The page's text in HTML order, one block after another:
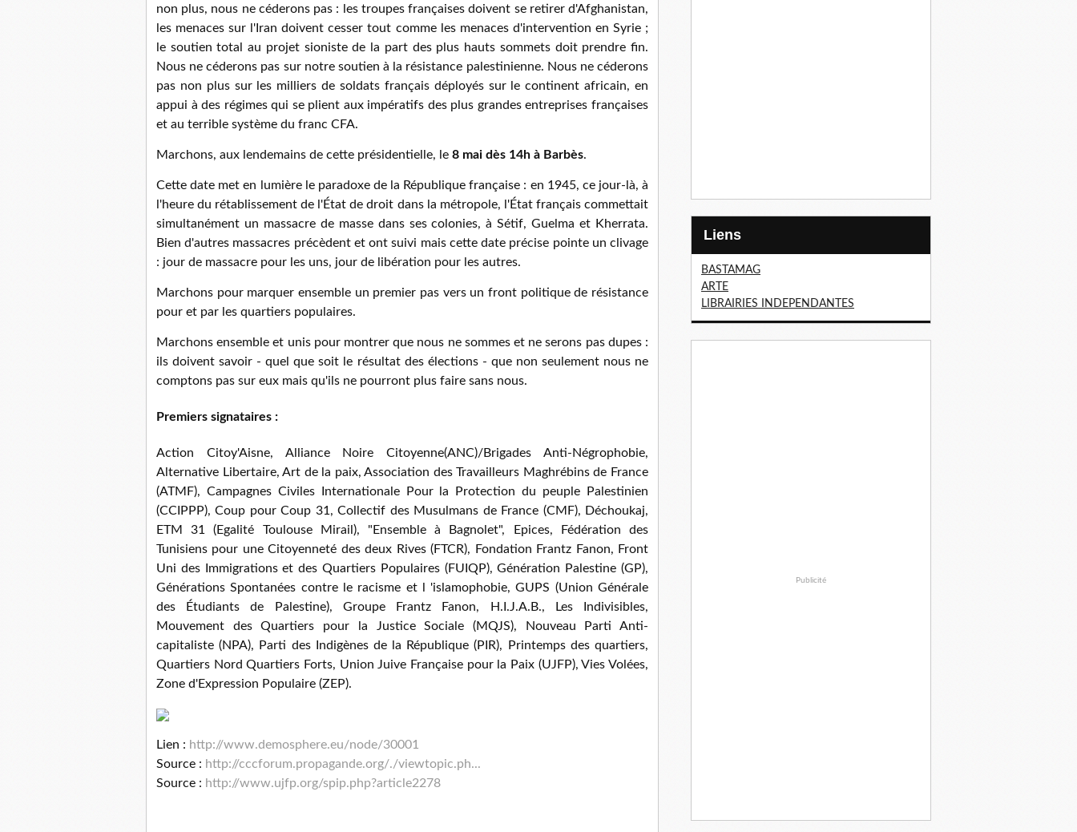
non plus, nous ne céderons pas : les troupes françaises doivent se retirer d'Afghanistan,
les menaces sur l'Iran doivent cesser tout comme les menaces d'intervention en Syrie ;
le soutien total au projet sioniste de la part des plus hauts sommets doit prendre fin.
Nous ne céderons pas sur notre soutien à la résistance palestinienne. Nous ne céderons
pas non plus sur les milliers de soldats français déployés sur le continent africain, en
appui à des régimes qui se plient aux impératifs des plus grandes entreprises françaises
et au terrible système du franc CFA.
Marchons, aux lendemains de cette présidentielle, le 8 mai dès 14h à Barbès.
Cette date met en lumière le paradoxe de la République française : en 1945, ce jour-là, à
l'heure du rétablissement de l'État de droit dans la métropole, l'État français commettait
simultanément un massacre de masse dans ses colonies, à Sétif, Guelma et Kherrata.
Bien d'autres massacres précèdent et ont suivi mais cette date précise pointe un clivage
: jour de massacre pour les uns, jour de libération pour les autres.
Marchons pour marquer ensemble un premier pas vers un front politique de résistance
pour et par les quartiers populaires.
Marchons ensemble et unis pour montrer que nous ne sommes et ne serons pas dupes :
ils doivent savoir - quel que soit le résultat des élections - que non seulement nous ne
comptons pas sur eux mais qu'ils ne pourront plus faire sans nous.
Premiers signataires :
Action Citoy'Aisne, Alliance Noire Citoyenne(ANC)/Brigades Anti-Négrophobie,
Alternative Libertaire, Art de la paix, Association des Travailleurs Maghrébins de France
(ATMF), Campagnes Civiles Internationale Pour la Protection du peuple Palestinien
(CCIPPP), Coup pour Coup 31, Collectif des Musulmans de France (CMF), Déchoukaj,
ETM 31 (Egalité Toulouse Mirail), "Ensemble à Bagnolet", Epices, Fédération des
Tunisiens pour une Citoyenneté des deux Rives (FTCR), Fondation Frantz Fanon, Front
Uni des Immigrations et des Quartiers Populaires (FUIQP), Génération Palestine (GP),
Générations Spontanées contre le racisme et l 'islamophobie, GUPS (Union Générale
des Étudiants de Palestine), Groupe Frantz Fanon, H.I.J.A.B., Les Indivisibles,
Mouvement des Quartiers pour la Justice Sociale (MQJS), Nouveau Parti Anti-
capitaliste (NPA), Parti des Indigènes de la République (PIR), Printemps des quartiers,
Quartiers Nord Quartiers Forts, Union Juive Française pour la Paix (UJFP), Vies Volées,
Zone d'Expression Populaire (ZEP).
Lien : http://www.demosphere.eu/node/30001
Source : http://cccforum.propagande.org/./viewtopic.ph...
Source : http://www.ujfp.org/spip.php?article2278
Liens
BASTAMAG
ARTE
LIBRAIRIES INDEPENDANTES
Publicité